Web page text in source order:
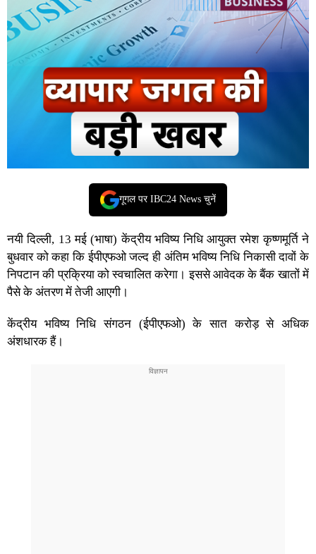
गूगल पर IBC24 News चुनें
नयी दिल्ली, 13 मई (भाषा) केंद्रीय भविष्य निधि आयुक्त रमेश कृष्णमूर्ति ने
बुधवार को कहा कि ईपीएफओ जल्द ही अंतिम भविष्य निधि निकासी दावों के
निपटान की प्रक्रिया को स्वचालित करेगा। इससे आवेदक के बैंक खातों में
पैसे के अंतरण में तेजी आएगी।
केंद्रीय भविष्य निधि संगठन (ईपीएफओ) के सात करोड़ से अधिक
अंशधारक हैं।